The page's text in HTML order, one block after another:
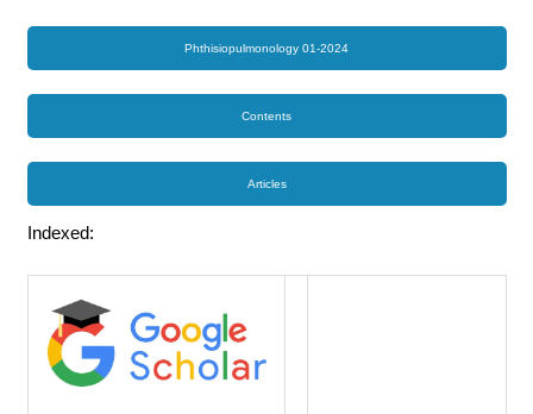
Phthisiopulmonology 01-2024
Contents
Articles
Indexed: